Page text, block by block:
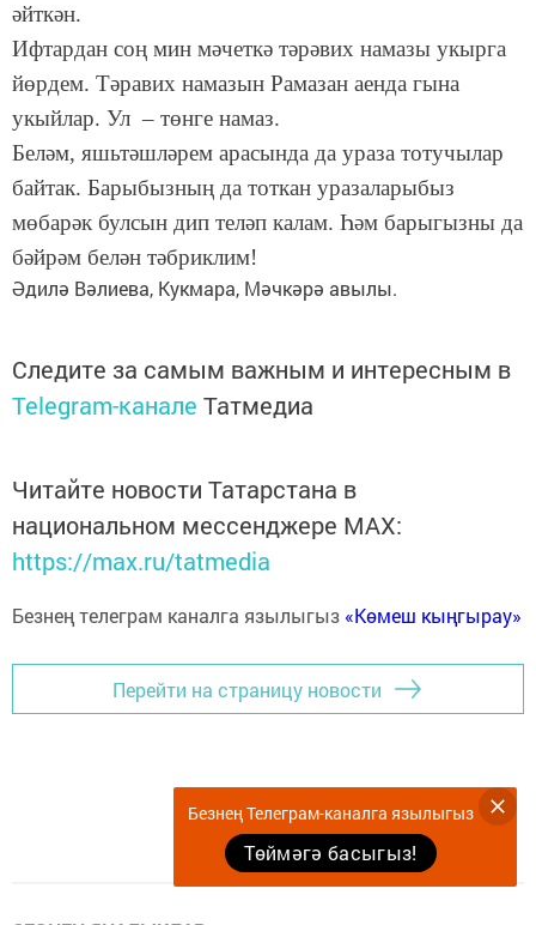
әйткән.
Ифтардан соң мин мәчеткә тәрәвих намазы укырга
йөрдем. Тәравих намазын Рамазан аенда гына
укыйлар. Ул – төнге намаз.
Беләм, яшьтәшләрем арасында да ураза тотучылар
байтак. Барыбызның да тоткан уразаларыбыз
мөбарәк булсын дип теләп калам. Һәм барыгызны да
бәйрәм белән тәбриклим!
Әдилә Вәлиева, Кукмара, Мәчкәрә авылы.
Следите за самым важным и интересным в
Telegram-канале Татмедиа
Читайте новости Татарстана в
национальном мессенджере MАХ:
https://max.ru/tatmedia
Безнең телеграм каналга язылыгыз «Көмеш кыңгырау»
Перейти на страницу новости
Безнең Телеграм-каналга язылыгыз
Төймәгә басыгыз!